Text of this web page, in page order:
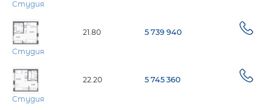
Студия
Студия
21.80 5 739 940
Студия
22.20 5 745 360